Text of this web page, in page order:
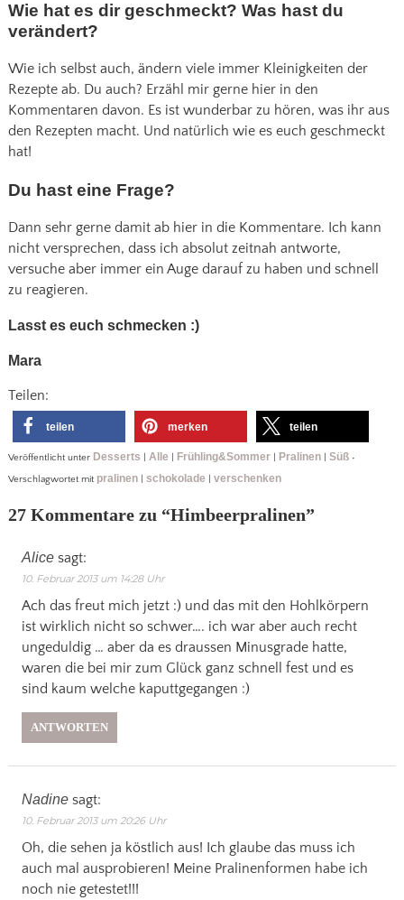
Wie hat es dir geschmeckt? Was hast du
verändert?
Wie ich selbst auch, ändern viele immer Kleinigkeiten der
Rezepte ab. Du auch? Erzähl mir gerne hier in den
Kommentaren davon. Es ist wunderbar zu hören, was ihr aus
den Rezepten macht. Und natürlich wie es euch geschmeckt
hat!
Du hast eine Frage?
Dann sehr gerne damit ab hier in die Kommentare. Ich kann
nicht versprechen, dass ich absolut zeitnah antworte,
versuche aber immer ein Auge darauf zu haben und schnell
zu reagieren.
Lasst es euch schmecken :)
Mara
Teilen:
teilen merken teilen
Veröffentlicht unter Desserts Alle Frühling&Sommer| Pralinen| Süß•
Verschlagwortet mit pralinen| schokolade verschenken
27 Kommentare zu “Himbeerpralinen”
Alice sagt:
10. Februar 2013 um 14:28 Uhr
Ach das freut mich jetzt :) und das mit den Hohlkörpern
ist wirklich nicht so schwer…. ich war aber auch recht
ungeduldig … aber da es draussen Minusgrade hatte,
waren die bei mir zum Glück ganz schnell fest und es
sind kaum welche kaputtgegangen :)
ANTWORTEN
Nadine sagt:
10. Februar 2013 um 20:26 Uhr
Oh, die sehen ja köstlich aus! Ich glaube das muss ich
auch mal ausprobieren! Meine Pralinenformen habe ich
noch nie getestet!!!